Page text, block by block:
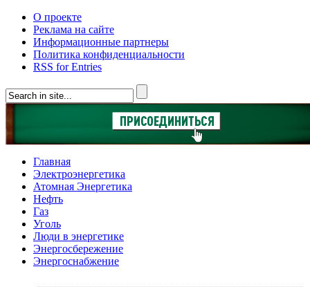
О проекте
Реклама на сайте
Информационные партнеры
Политика конфиденциальности
RSS for Entries
Главная
Электроэнергетика
Атомная Энергетика
Нефть
Газ
Уголь
Люди в энергетике
Энергосбережение
Энергоснабжение